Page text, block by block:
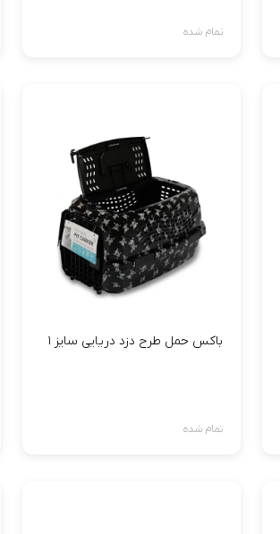
تمام شده
باکس حمل طرح دزد دریایی سایز ۱
تمام شده